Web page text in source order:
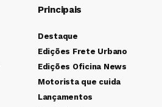
Principais
Destaque
Edições Frete Urbano
Edições Oficina News
Motorista que cuida
Lançamentos